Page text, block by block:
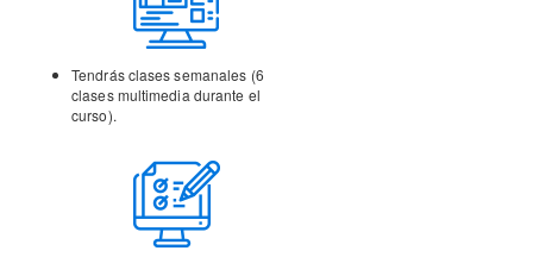
Tendrás clases semanales (6
clases multimedia durante el
curso).